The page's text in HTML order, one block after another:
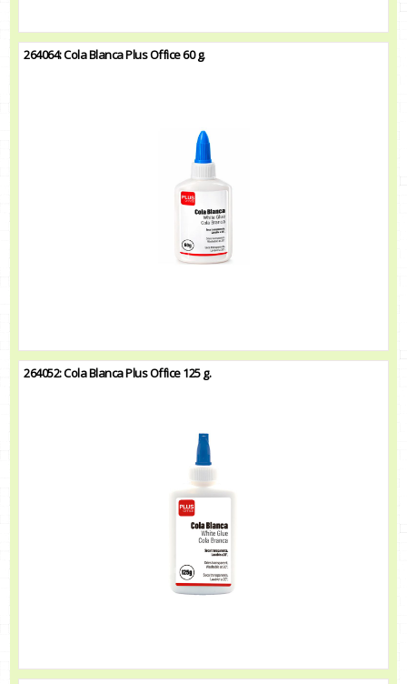
264064: Cola Blanca Plus Office 60 g.
264052: Cola Blanca Plus Office 125 g.